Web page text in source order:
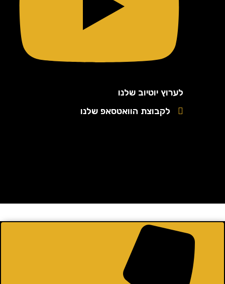
לערוץ יוטיוב שלנו
לקבוצת הוואטסאפ שלנו